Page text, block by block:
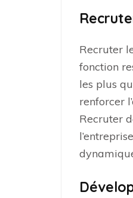
Recruter
fonction
les plus
renforcer
Recruter